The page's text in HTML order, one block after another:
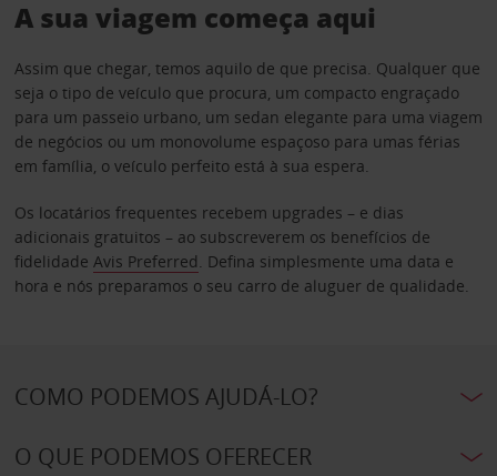
A sua viagem começa aqui
Assim que chegar, temos aquilo de que precisa. Qualquer que
seja o tipo de veículo que procura, um compacto engraçado
para um passeio urbano, um sedan elegante para uma viagem
de negócios ou um monovolume espaçoso para umas férias
em família, o veículo perfeito está à sua espera.
Os locatários frequentes recebem upgrades – e dias
adicionais gratuitos – ao subscreverem os benefícios de
fidelidade Avis Preferred. Defina simplesmente uma data e
hora e nós preparamos o seu carro de aluguer de qualidade.
COMO PODEMOS AJUDÁ-LO?
O QUE PODEMOS OFERECER